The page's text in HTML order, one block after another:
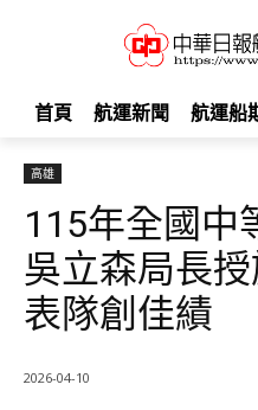
首頁 航運新聞 航運船
高雄
115年全國中
吳立森局長
表隊創佳績
2026-04-10